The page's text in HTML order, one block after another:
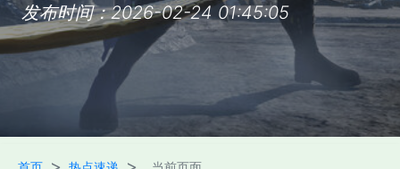
发布时间：2026-02-24 01:45:05